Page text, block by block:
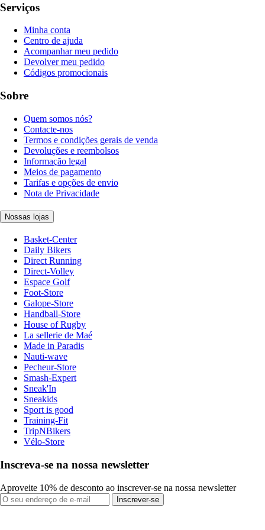
Serviços
Minha conta
Centro de ajuda
Acompanhar meu pedido
Devolver meu pedido
Códigos promocionais
Sobre
Quem somos nós?
Contacte-nos
Termos e condições gerais de venda
Devoluções e reembolsos
Informação legal
Meios de pagamento
Tarifas e opções de envio
Nota de Privacidade
Nossas lojas
Basket-Center
Daily Bikers
Direct Running
Direct-Volley
Espace Golf
Foot-Store
Galope-Store
Handball-Store
House of Rugby
La sellerie de Maé
Made in Paradis
Nauti-wave
Pecheur-Store
Smash-Expert
Sneak'In
Sneakids
Sport is good
Training-Fit
TripNBikers
Vélo-Store
Inscreva-se na nossa newsletter
Aproveite 10% de desconto ao inscrever-se na nossa newsletter
Inscrever-se